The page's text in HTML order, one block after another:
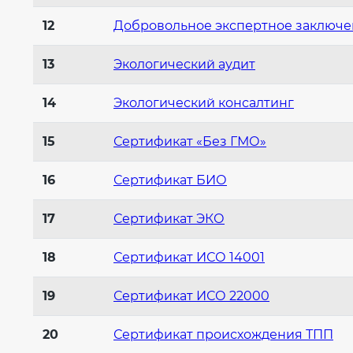
12 Добровольное экспертное
13 Экологический аудит
14 Экологический консалтинг
15 Сертификат «Без ГМО»
16 Сертификат БИО
17 Сертификат ЭКО
18 Сертификат ИСО 14001
19 Сертификат ИСО 22000
20 Сертификат происхождения ТПП